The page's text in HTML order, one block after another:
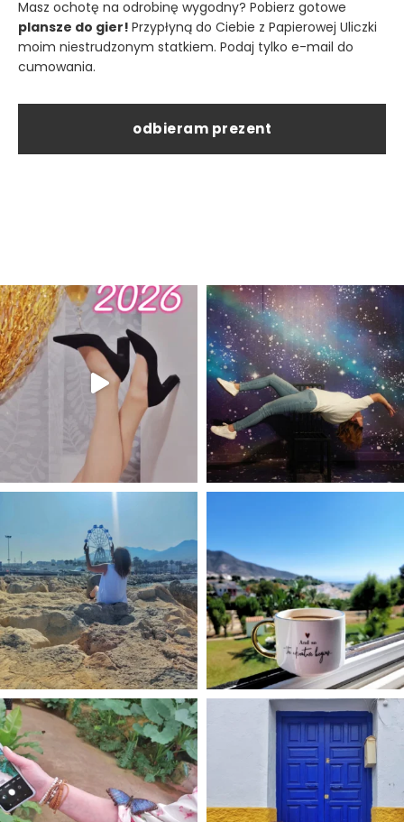
Masz ochotę na odrobinę wygodny? Pobierz gotowe
plansze do gier! Przypłyną do Ciebie z Papierowej Uliczki
moim niestrudzonym statkiem. Podaj tylko e-mail do
cumowania.
odbieram prezent